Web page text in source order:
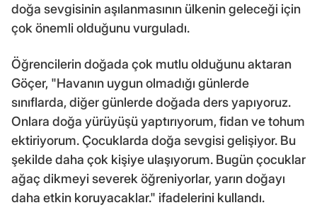
doğa sevgisinin aşılanmasının ülkenin geleceği için
çok önemli olduğunu vurguladı.
Öğrencilerin doğada çok mutlu olduğunu aktaran
Göçer, "Havanın uygun olmadığı günlerde
sınıflarda, diğer günlerde doğada ders yapıyoruz.
Onlara doğa yürüyüşü yaptırıyorum, fidan ve tohum
ektiriyorum. Çocuklarda doğa sevgisi gelişiyor. Bu
şekilde daha çok kişiye ulaşıyorum. Bugün çocuklar
ağaç dikmeyi severek öğreniyorlar, yarın doğayı
daha etkin koruyacaklar." ifadelerini kullandı.